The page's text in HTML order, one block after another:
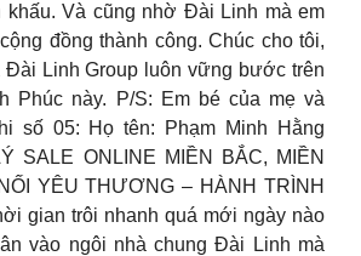
khấu. Và cũng nhờ Đài Linh mà em
đồng thành công. Chúc cho tôi,
Đài Linh Group luôn vững bước trên
Phúc này. P/S: Em bé của mẹ và
số 05: Họ tên: Phạm Minh Hằng
SALE ONLINE MIỀN BẮC, MIỀN
YÊU THƯƠNG – HÀNH TRÌNH
gian trôi nhanh quá mới ngày nào
vào ngôi nhà chung Đài Linh mà